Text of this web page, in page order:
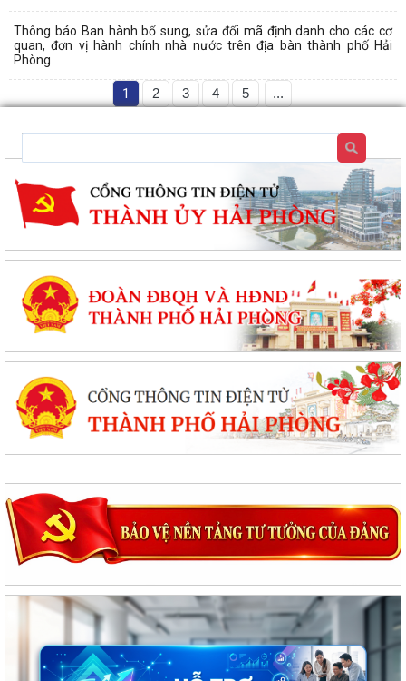
Thông báo Ban hành bổ sung, sửa đổi mã định danh cho các cơ
quan, đơn vị hành chính nhà nước trên địa bàn thành phố Hải
Phòng
1 2 3 4 5 ...